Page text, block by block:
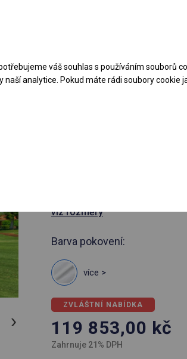
viz rozměry
Barva pokovení:
více >
ZVLÁŠTNÍ NABÍDKA
119 853,00 kč
Zahrnuje 21% DPH
váš souhlas s používáním souborů
analytice. Pokud máte rádi soubory cookie